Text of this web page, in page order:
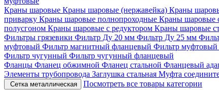
Краны шаровые Краны шаровые (нержавейка) Краны
приварку Краны шаровые полнопроходные Краны шаровые
полусгоном Краны шаровые с редуктором Краны шаровые
Фильтры грязевики Фильтр Ду 20 мм Фильтр Ду 25 мм
муфтовый Фильтр магнитный фланцевый Фильтр муфтовый
Фильтр чугунный Фильтр чугунный фланцевый
Фланцы Фланец обжимной Фланец стальной Фланцевый
Элементы трубопровода Заглушка стальная Муфта
Сетка металлическая
Посмотреть все товары категории